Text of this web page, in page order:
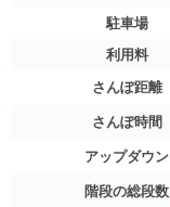
駐車場
利用料
さんぽ距離
さんぽ時間
アップダウン
階段の総段数